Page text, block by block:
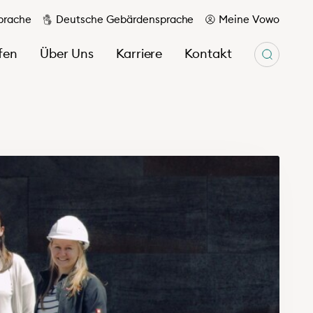
Deutsche Gebärdensprache Meine Vowo
Über Uns
Kontakt zu uns
Karriere Kontakt